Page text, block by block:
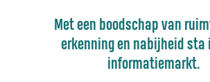
Met een boodschap van
erkenning en nabijheid sta
informatiemarkt.